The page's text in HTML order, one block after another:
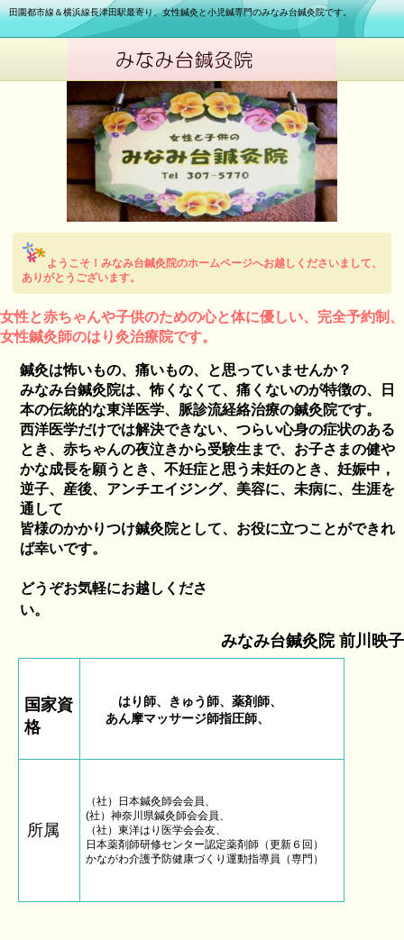
田園都市線＆横浜線長津田駅最寄り、女性鍼灸と小児鍼専門のみなみ台鍼灸院です。
ようこそ！みなみ台鍼灸院のホームページへお越しくださいまして、
ありがとうございます。
女性と赤ちゃんや子供のための心と体に優しい、完全予約制、
女性鍼灸師のはり灸治療院です。
鍼灸は怖いもの、痛いもの、と思っていませんか？
みなみ台鍼灸院は、怖くなくて、痛くないのが特徴の、日
本の伝統的な東洋医学、脈診流経絡治療の鍼灸院です。
西洋医学だけでは解決できない、つらい心身の症状のある
とき、赤ちゃんの夜泣きから受験生まで、お子さまの健や
かな成長を願うとき、不妊症と思う未妊のとき、妊娠中，
逆子、産後、アンチエイジング、美容に、未病に、生涯を
通して
皆様のかかりつけ鍼灸院として、お役に立つことができれ
ば幸いです。
どうぞお気軽にお越しくださ
い。
みなみ台鍼灸院 前川映子
国家資
格
はり師、きゅう師、薬剤師、
あん摩マッサージ師指圧師、
所属
（社）日本鍼灸師会会員、
(社）神奈川県鍼灸師会会員、
（社）東洋はり医学会会友、
日本薬剤師研修センター認定薬剤師（更新６回）
かながわ介護予防健康づくり運動指導員（専門）